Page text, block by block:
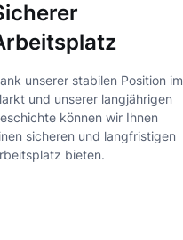
unserer stabilen Position im
und unserer langjährigen
können wir Ihnen
sicheren und langfristigen
bieten.